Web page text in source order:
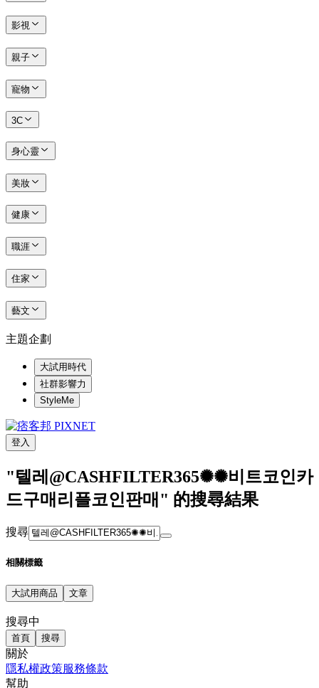
影視
親子
寵物
3C
身心靈
美妝
健康
職涯
住家
藝文
主題企劃
大試用時代
社群影響力
StyleMe
登入
"텔레@CASHFILTER365✺✺비트코인카
드구매리플코인판매" 的搜尋結果
搜尋
相關標籤
大試用商品 文章
搜尋中
首頁 搜尋
關於
隱私權政策服務條款
幫助